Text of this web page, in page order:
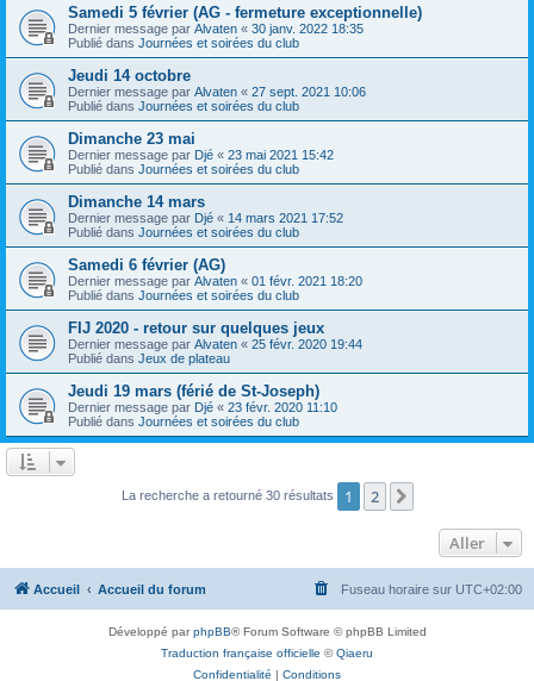
Samedi 5 février (AG - fermeture exceptionnelle)
Dernier message par Alvaten « 30 janv. 2022 18:35
Publié dans Journées et soirées du club
Jeudi 14 octobre
Dernier message par Alvaten « 27 sept. 2021 10:06
Publié dans Journées et soirées du club
Dimanche 23 mai
Dernier message par Djé « 23 mai 2021 15:42
Publié dans Journées et soirées du club
Dimanche 14 mars
Dernier message par Djé « 14 mars 2021 17:52
Publié dans Journées et soirées du club
Samedi 6 février (AG)
Dernier message par Alvaten « 01 févr. 2021 18:20
Publié dans Journées et soirées du club
FIJ 2020 - retour sur quelques jeux
Dernier message par Alvaten « 25 févr. 2020 19:44
Publié dans Jeux de plateau
Jeudi 19 mars (férié de St-Joseph)
Dernier message par Djé « 23 févr. 2020 11:10
Publié dans Journées et soirées du club
La recherche a retourné 30 résultats 1 2
Aller
Accueil Accueil du forum Fuseau horaire sur UTC+02:00
Développé parphpBB® Forum Software © phpBB Limited
Traduction française officielle ©Qiaeru
Confidentialité | Conditions